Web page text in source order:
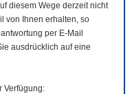
diesem Wege derzeit nicht
von Ihnen erhalten, so
per E-Mail
ausdrücklich auf eine
Verfügung: